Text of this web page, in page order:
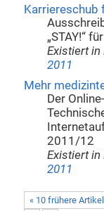
Karriereschub
„STAY!“
Existiert in
2011
Mehr
Der
2011/12
Existiert in
2011
« 10 frühere Artikel